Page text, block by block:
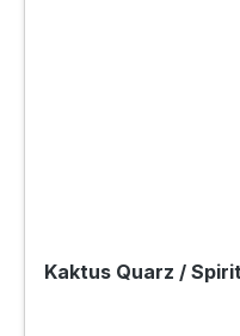
Kaktus Quarz /